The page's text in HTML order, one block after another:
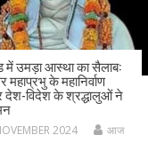
उमड़ा आस्था का सैलाब:
महाप्रभु के महानिर्वाण
देश-विदेश के श्रद्धालुओं ने
2024
आज